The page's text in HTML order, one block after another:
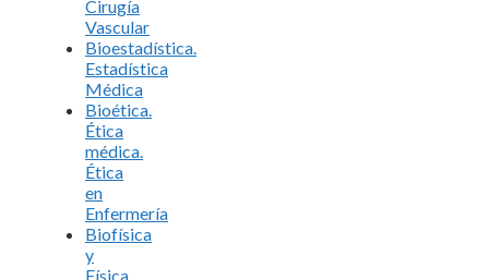
Cirugía
Vascular
Bioestadística.
Estadística
Médica
Bioética.
Ética
médica.
Ética
en
Enfermería
Biofísica
y
Física